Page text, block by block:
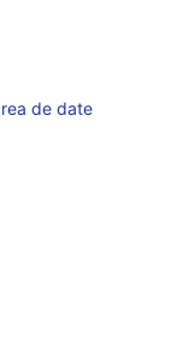
de date